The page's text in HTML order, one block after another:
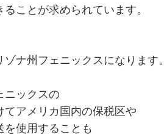
ことが求められています。
ナ州フェニックスになります。
ニックスの
てアメリカ国内の保税区や
を使用することも